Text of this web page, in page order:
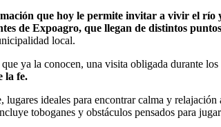
que hoy le permite invitar a vivir el río
de Expoagro, que llegan de distintos
local.
ya la conocen, una visita obligada durante
la fe.
lugares ideales para encontrar calma y
toboganes y obstáculos pensados para